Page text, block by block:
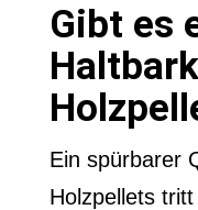
Gibt es
Ein spürbarer
Holzpellets